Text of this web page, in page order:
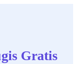
Gratis